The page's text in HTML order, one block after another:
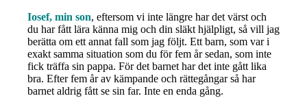
Iosef, min son, eftersom vi inte längre har det värst och
du har fått lära känna mig och din släkt hjälpligt, så vill jag
berätta om ett annat fall som jag följt. Ett barn, som var i
exakt samma situation som du för fem år sedan, som inte
fick träffa sin pappa. För det barnet har det inte gått lika
bra. Efter fem år av kämpande och rättegångar så har
barnet aldrig fått se sin far. Inte en enda gång.